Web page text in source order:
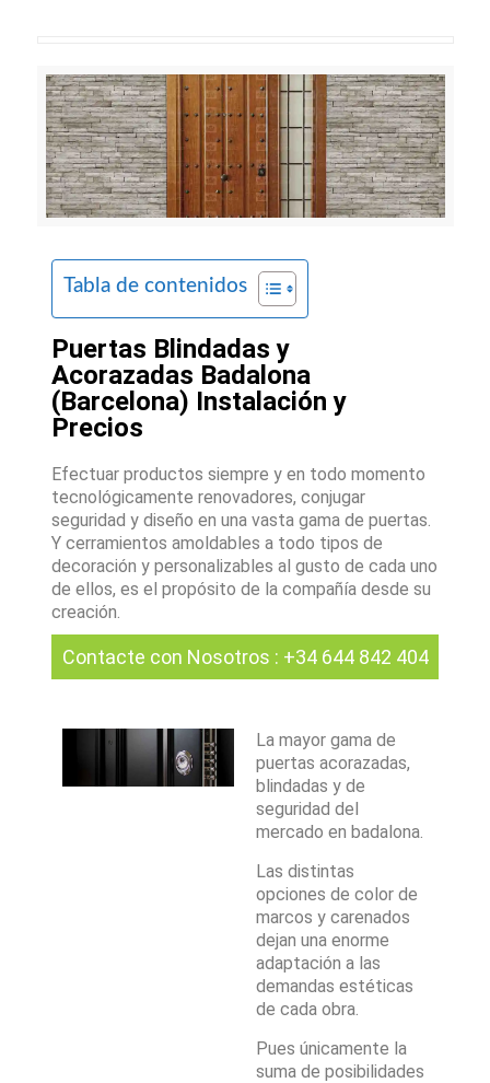
Tabla de contenidos
Puertas Blindadas y
Acorazadas Badalona
(Barcelona) Instalación y
Precios
Efectuar productos siempre y en todo momento
tecnológicamente renovadores, conjugar
seguridad y diseño en una vasta gama de puertas.
Y cerramientos amoldables a todo tipos de
decoración y personalizables al gusto de cada uno
de ellos, es el propósito de la compañía desde su
creación.
Contacte con Nosotros : +34 644 842 404
La mayor gama de
puertas acorazadas,
blindadas y de
seguridad del
mercado en badalona.
Las distintas
opciones de color de
marcos y carenados
dejan una enorme
adaptación a las
demandas estéticas
de cada obra.
Pues únicamente la
suma de posibilidades